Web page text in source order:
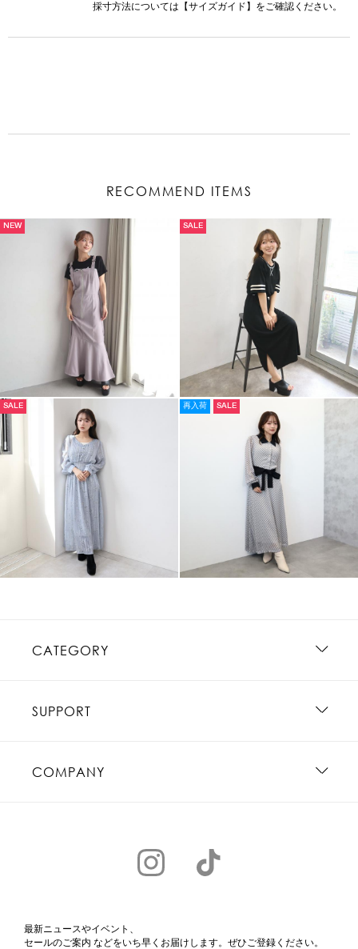
採寸方法については 【サイズガイド】 をご確認ください。
RECOMMEND ITEMS
NEW SALE
SALE 再入荷 SALE
CATEGORY
SUPPORT
COMPANY
最新ニュースやイベント、
セールのご案内 などをいち早くお届けします。ぜひご登録ください。